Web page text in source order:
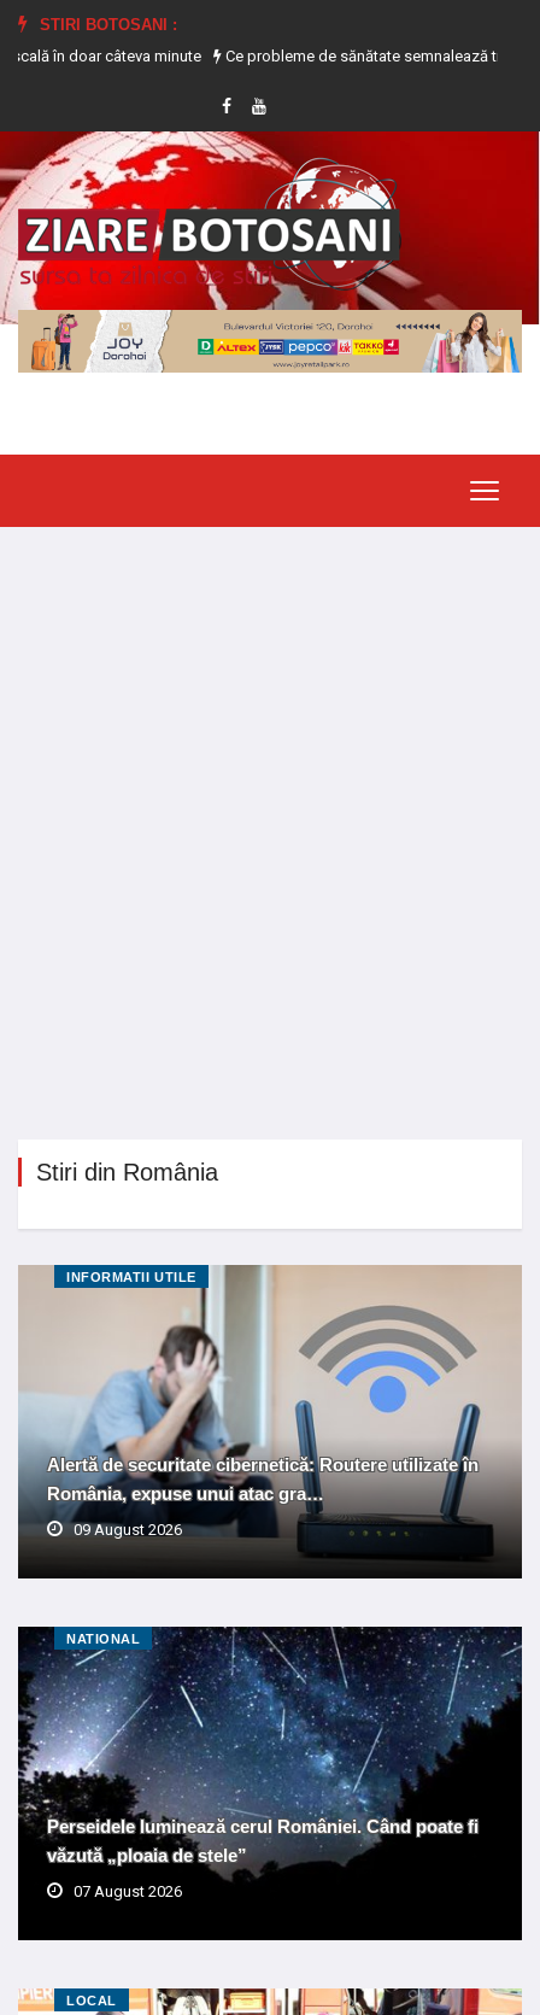
STIRI BOTOSANI :
minute
Ce probleme de sănătate semnalează transpirația excesivă
Stiri din România
INFORMATII UTILE
Alertă de securitate cibernetică: Routere utilizate în
România, expuse unui atac gra…
09 August 2026
NATIONAL
Perseidele luminează cerul României. Când poate fi
văzută „ploaia de stele”
07 August 2026
LOCAL